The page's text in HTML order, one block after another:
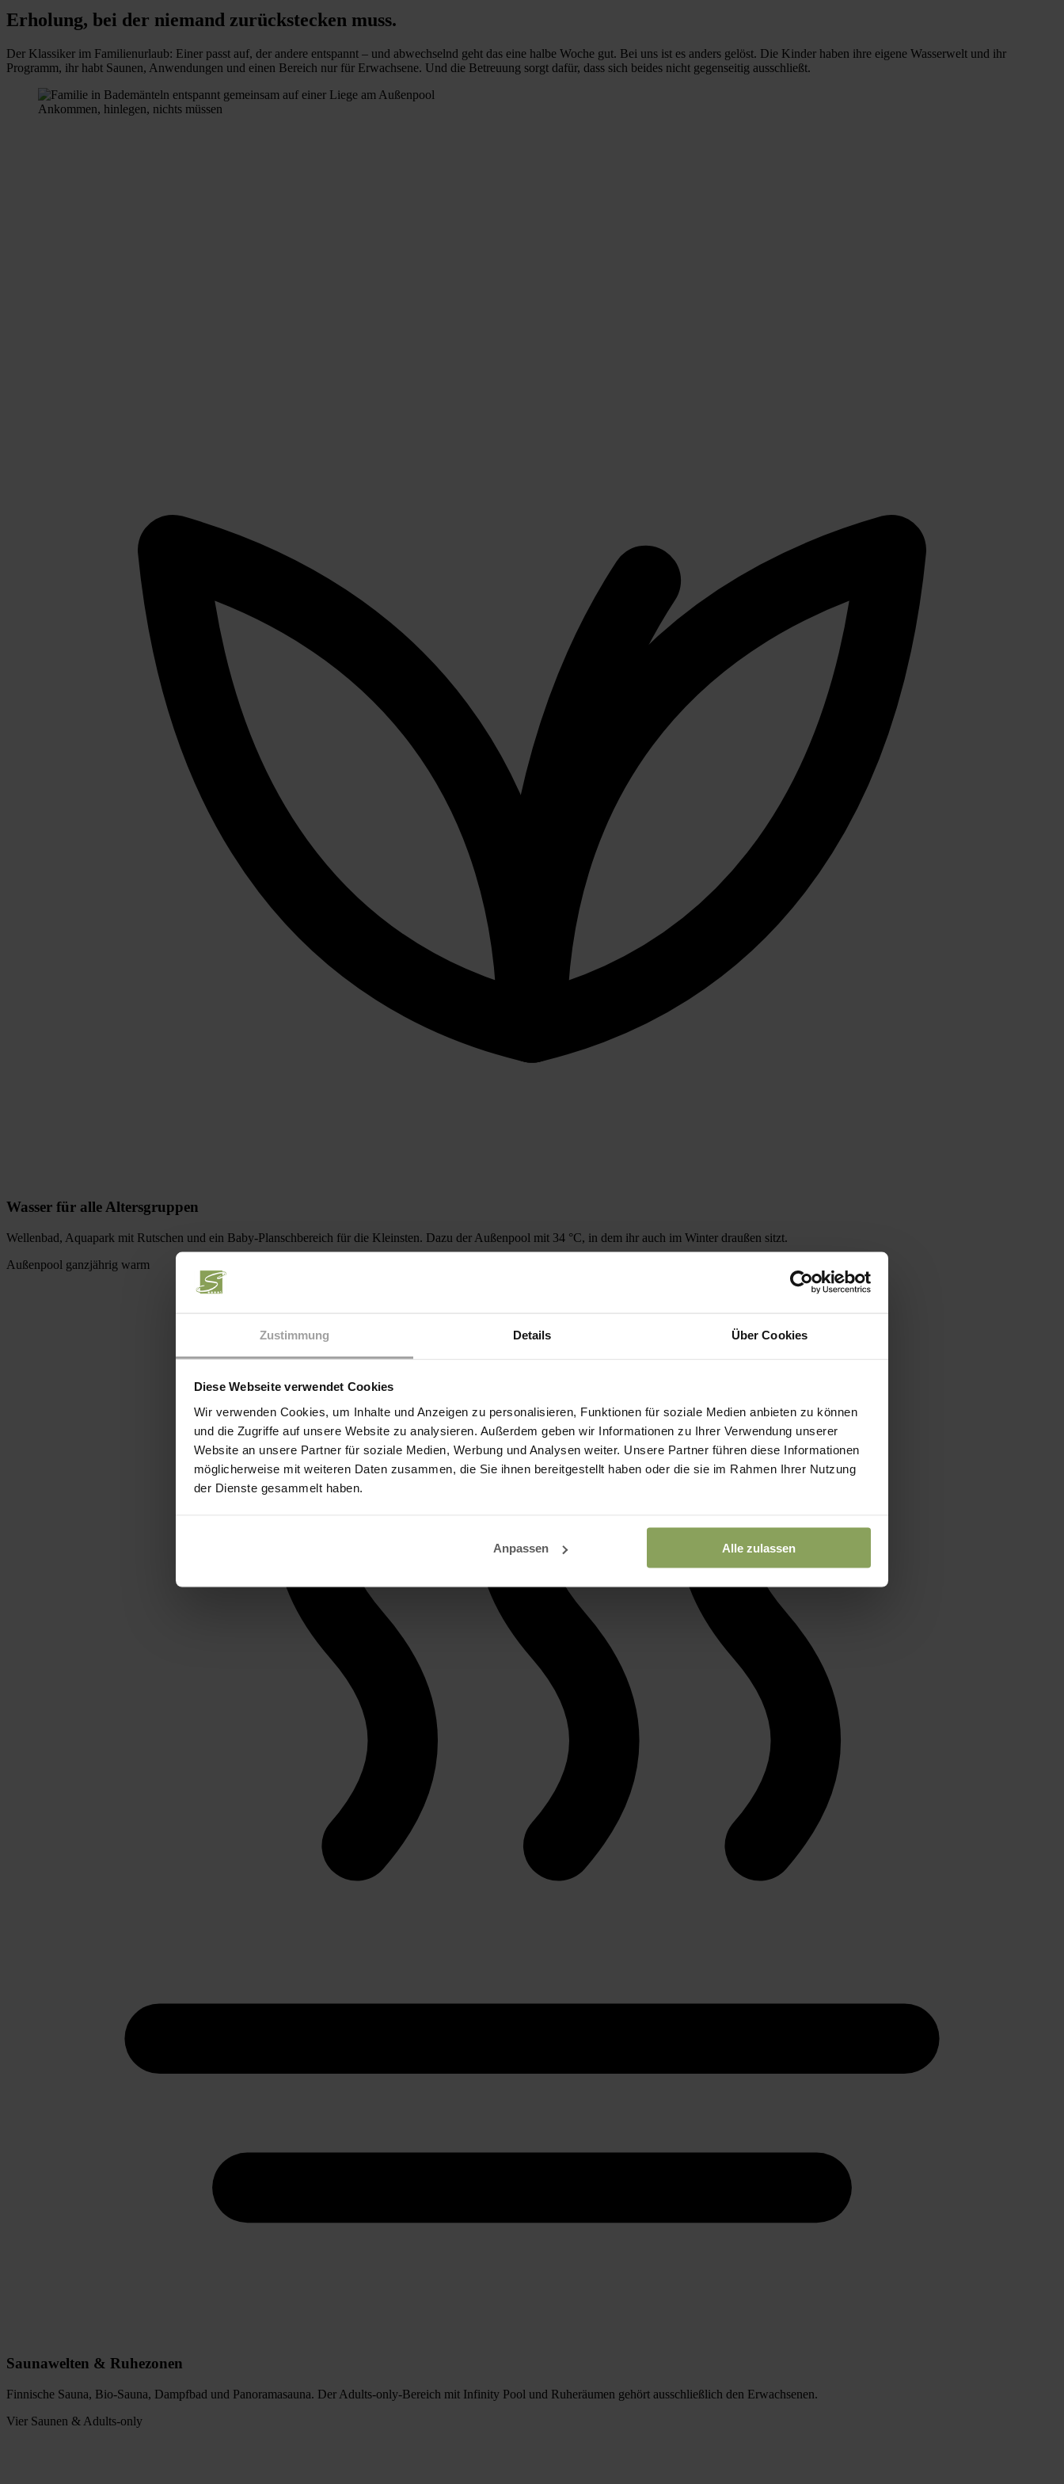
Zustimmung Details Über Cookies
Diese Webseite verwendet Cookies
Wir verwenden Cookies, um Inhalte und Anzeigen zu personalisieren, Funktionen für soziale Medien anbieten zu können
und die Zugriffe auf unsere Website zu analysieren. Außerdem geben wir Informationen zu Ihrer Verwendung unserer
Website an unsere Partner für soziale Medien, Werbung und Analysen weiter. Unsere Partner führen diese Informationen
möglicherweise mit weiteren Daten zusammen, die Sie ihnen bereitgestellt haben oder die sie im Rahmen Ihrer Nutzung
der Dienste gesammelt haben.
Anpassen Alle zulassen
Erholung, bei der niemand zurückstecken muss.
Der Klassiker im Familienurlaub: Einer passt auf, der andere entspannt – und abwechselnd geht das eine halbe Woche gut. Bei uns ist es anders gelöst. Die Kinder haben ihre eigene Wasserwelt und ihr
Programm, ihr habt Saunen, Anwendungen und einen Bereich nur für Erwachsene. Und die Betreuung sorgt dafür, dass sich beides nicht gegenseitig ausschließt.
Ankommen, hinlegen, nichts müssen
Wasser für alle Altersgruppen
Wellenbad, Aquapark mit Rutschen und ein Baby-Planschbereich für die Kleinsten. Dazu der Außenpool mit 34 °C, in dem ihr auch im Winter draußen sitzt.
Außenpool ganzjährig warm
Saunawelten & Ruhezonen
Finnische Sauna, Bio-Sauna, Dampfbad und Panoramasauna. Der Adults-only-Bereich mit Infinity Pool und Ruheräumen gehört ausschließlich den Erwachsenen.
Vier Saunen & Adults-only